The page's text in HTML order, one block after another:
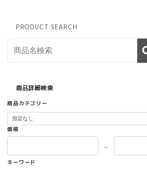
PRODUCT SEARCH
商品詳細検索
商品カテゴリー
価格
～
キーワード